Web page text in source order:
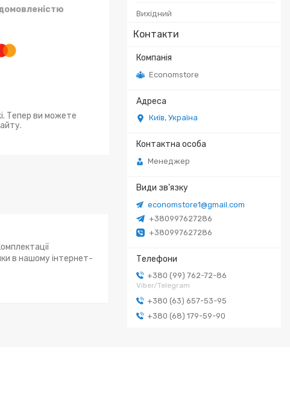
Вихідний
Контакти
Economstore
Київ, Україна
Менеджер
economstore1@gmail.com
+380997627286
+380997627286
+380 (99) 762-72-86
Viber/Telegram
+380 (63) 657-53-95
+380 (68) 179-59-90
Тепер ви можете
в нашому інтернет-